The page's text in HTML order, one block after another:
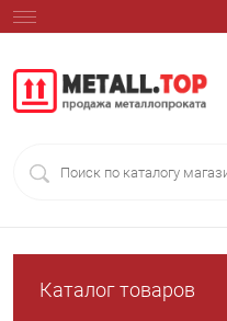
Каталог товаров